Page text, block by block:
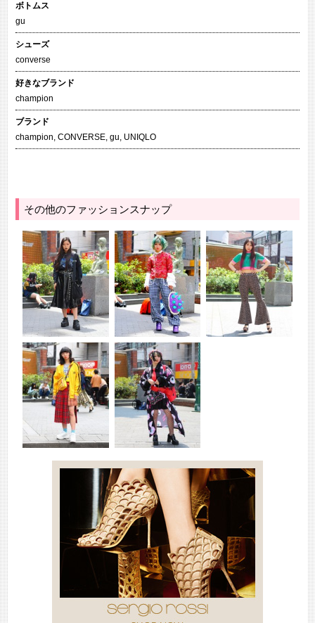
ボトムス
gu
シューズ
converse
好きなブランド
champion
ブランド
champion, CONVERSE, gu, UNIQLO
その他のファッションスナップ